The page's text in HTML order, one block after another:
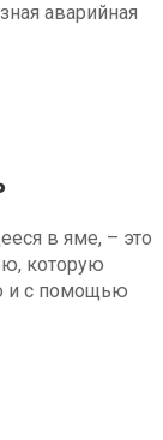
аварийная
в яме, – это
которую
и с помощью